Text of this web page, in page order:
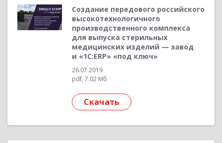
Создание передового российского
высокотехнологичного
производственного комплекса
для выпуска стерильных
медицинских изделий — завод
и «1С:ERP» «под ключ»
26.07.2019
pdf, 7.02 Мб
Скачать